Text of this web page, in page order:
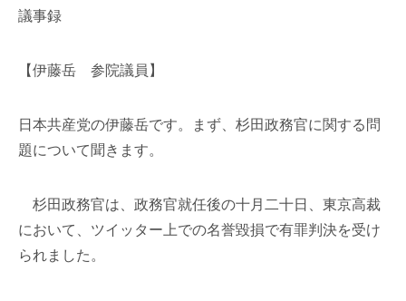
議事録
【伊藤岳 参院議員】
日本共産党の伊藤岳です。まず、杉田政務官に関する問
題について聞きます。
杉田政務官は、政務官就任後の十月二十日、東京高裁
において、ツイッター上での名誉毀損で有罪判決を受け
られました。